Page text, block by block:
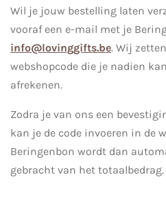
Wil je jouw bestelling laten
vooraf een e-mail met je
info@lovinggifts.be. Wij
webshopcode die je nadien
afrekenen.
Zodra je van ons een
kan je de code invoeren in de
Beringenbon wordt dan
gebracht van het totaalbedrag.